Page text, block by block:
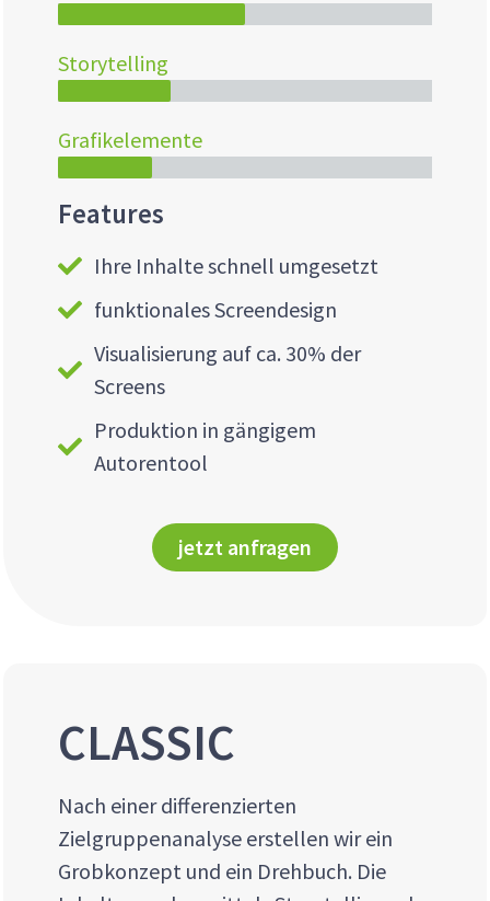
Storytelling
Grafikelemente
Features
Ihre Inhalte schnell umgesetzt
funktionales Screendesign
Visualisierung auf ca. 30% der
Screens
Produktion in gängigem
Autorentool
jetzt anfragen
CLASSIC
Nach einer differenzierten
Zielgruppenanalyse erstellen wir ein
Grobkonzept und ein Drehbuch. Die